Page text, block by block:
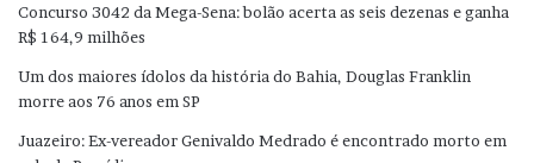
Concurso 3042 da Mega-Sena: bolão acerta as seis dezenas e ganha
R$ 164,9 milhões
Um dos maiores ídolos da história do Bahia, Douglas Franklin
morre aos 76 anos em SP
Juazeiro: Ex-vereador Genivaldo Medrado é encontrado morto em